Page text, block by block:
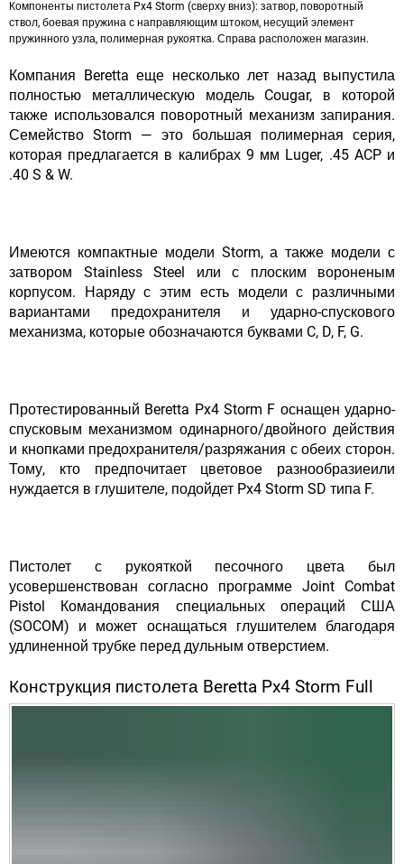
Компоненты пистолета Px4 Storm (сверху вниз): затвор, поворотный
ствол, боевая пружина с направляющим штоком, несущий элемент
пружинного узла, полимерная рукоятка. Справа расположен магазин.
Компания Beretta еще несколько лет назад выпустила
полностью металлическую модель Cougar, в которой
также использовался поворотный механизм запирания.
Семейство Storm — это большая полимерная серия,
которая предлагается в калибрах 9 мм Luger, .45 ACP и
.40 S & W.
Имеются компактные модели Storm, а также модели с
затвором Stainless Steel или с плоским вороненым
корпусом. Наряду с этим есть модели с различными
вариантами предохранителя и ударно-спускового
механизма, которые обозначаются буквами C, D, F, G.
Протестированный Beretta Px4 Storm F оснащен ударно-
спусковым механизмом одинарного/двойного действия
и кнопками предохранителя/разряжания с обеих сторон.
Тому, кто предпочитает цветовое разнообразиеили
нуждается в глушителе, подойдет Px4 Storm SD типа F.
Пистолет с рукояткой песочного цвета был
усовершенствован согласно программе Joint Combat
Pistol Командования специальных операций США
(SOCOM) и может оснащаться глушителем благодаря
удлиненной трубке перед дульным отверстием.
Конструкция пистолета Beretta Px4 Storm Full